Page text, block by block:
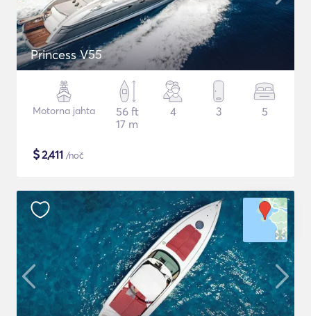
Princess V55
Motorna jahta
56 ft
17 m
4 3 5
$2,411 /noč